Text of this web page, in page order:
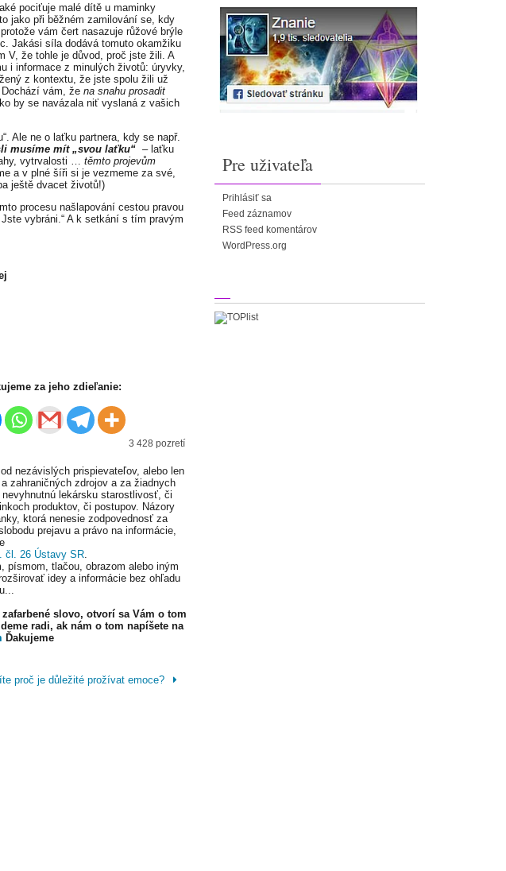
pociťuje malé dítě u maminky
jako při běžném zamilování se, kdy
vám čert nasazuje růžové brýle
Jakási síla dodává tomuto okamžiku
V, že tohle je důvod, proč jste žili. A
i informace z minulých životů: úryvky,
z kontextu, že jste spolu žili už
vám, že na snahu prosadit
by se navázala niť vyslaná z vašich
Ale ne o laťku partnera, kdy se např.
musíme mít „svou laťku“ – laťku
vytrvalosti … těmto projevům
a v plné šíři si je vezmeme za své,
ještě dvacet životů!)
procesu našlapování cestou pravou
vybráni.“ A k setkání s tím pravým
za jeho zdieľanie:
3 428 pozretí
nezávislých prispievateľov, alebo len
zahraničných zdrojov a za žiadnych
lekársku starostlivosť, či
produktov, či postupov. Názory
ktorá nenesie zodpovednosť za
prejavu a právo na informácie,
čl. 26 Ústavy SR.
písmom, tlačou, obrazom alebo iným
idey a informácie bez ohľadu
slovo, otvorí sa Vám o tom
radi, ak nám o tom napíšete na
Ďakujeme
proč je důležité prožívat emoce?
Pre uživateľa
Prihlásiť sa
Feed záznamov
RSS feed komentárov
WordPress.org